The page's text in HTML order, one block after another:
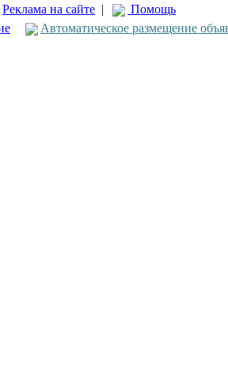
Реклама на сайте |
Помощь
Автоматическое размещение